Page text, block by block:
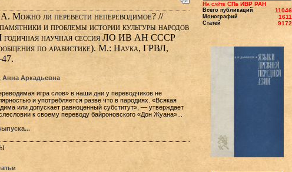
Можно ли перевести непереводимое? //
и проблемы истории культуры народов
годичная научная сессия ЛО ИВ АН СССР
по арабистике). М.: Наука, ГРВЛ,
Анна Аркадьевна
игра слов» в наши дни у переводчиков не
и употребляется разве что в пародиях. «Всякая
или допускает равноценный субститут», — утверждает
к своему переводу байроновского «Дон Жуана»...
На сайте СПб ИВР РАН
Всего публикаций 11046
Монографий 1611
Статей 9172